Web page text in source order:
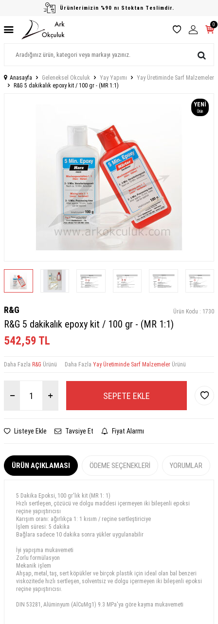
Ürünlerimizin %90 nı Stoktan Teslimdir.
0
Anasayfa Geleneksel Okculuk Yay Yapımı
Yay Üretiminde Sarf Malzemeler
R&G 5 dakikalık epoxy kit / 100 gr - (MR 1:1)
YENI
Ürün
R&G Ürün Kodu : 1730
R&G 5 dakikalık epoxy kit / 100 gr - (MR 1:1)
542,59 TL
Daha Fazla R&G Ürünü Daha Fazla Yay Üretiminde Sarf Malzemeler Ürünü
SEPETE EKLE
Listeye Ekle Tavsiye Et Fiyat Alarmı
ÜRÜN AÇIKLAMASI ÖDEME SEÇENEKLERI YORUMLAR
5 Dakika Epoksi, 100 gr'lık kit (MR 1: 1)
Hızlı sertleşen, çözücü ve dolgu maddesi içermeyen iki bileşenli epoksi
reçine yapıştırıcısı
Karışım oranı: ağırlıkça 1: 1 kısım / reçine sertleştiriciye
İşlem süresi: 5 dakika
Bağlara sadece 10 dakika sonra yükler uygulanabilir
İyi yapışma mukavemeti
Zorlu formülasyon
Mekanik işlem
Ahşap, metal, taş, sert köpükler ve birçok plastik için ideal olan bal benzeri
viskozitede hızlı sertleşen, solventsiz ve dolgu içermeyen iki bileşenli epoksi
reçine yapıştırıcısı.
DIN 53281, Alüminyum (AlCuMg1) 9.3 MPa'ya göre kayma mukavemeti